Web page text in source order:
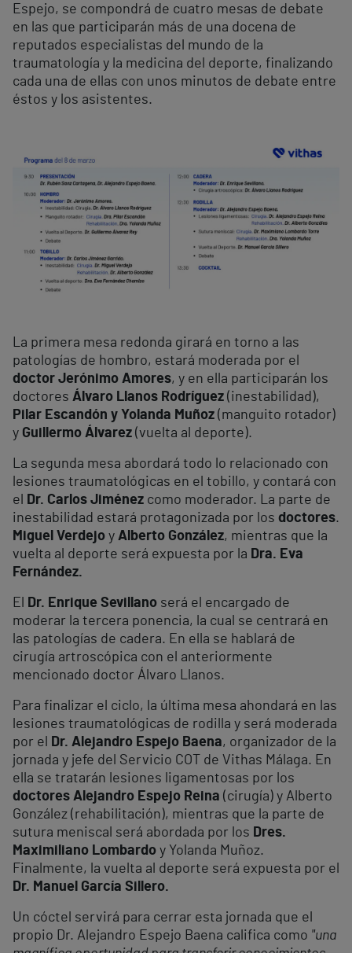
Espejo, se compondrá de cuatro mesas de debate
en las que participarán más de una docena de
reputados especialistas del mundo de la
traumatología y la medicina del deporte, finalizando
cada una de ellas con unos minutos de debate entre
éstos y los asistentes.
La primera mesa redonda girará en torno a las
patologías de hombro, estará moderada por el
doctor Jerónimo Amores, y en ella participarán los
doctores Álvaro Llanos Rodríguez (inestabilidad),
Pilar Escandón y Yolanda Muñoz (manguito rotador)
y Guillermo Álvarez (vuelta al deporte).
La segunda mesa abordará todo lo relacionado con
lesiones traumatológicas en el tobillo, y contará con
el
Dr. Carlos Jiménez como moderador. La parte de
inestabilidad estará protagonizada por los doctores.
Miguel Verdejo y Alberto González, mientras que la
vuelta al deporte será expuesta por la Dra. Eva
Fernández.
El Dr. Enrique Sevillano será el encargado de
moderar la tercera ponencia, la cual se centrará en
las patologías de cadera. En ella se hablará de
cirugía artroscópica con el anteriormente
mencionado doctor Álvaro Llanos.
Para finalizar el ciclo, la última mesa ahondará en las
lesiones traumatológicas de rodilla y será moderada
por el
Dr. Alejandro Espejo Baena, organizador de la
jornada y jefe del Servicio COT de Vithas Málaga. En
ella se tratarán lesiones ligamentosas por los
doctores Alejandro Espejo Reina (cirugía) y Alberto
González (rehabilitación), mientras que la parte de
sutura meniscal será abordada por los Dres.
Maximiliano Lombardo y Yolanda Muñoz.
Finalmente, la vuelta al deporte será expuesta por el
Dr. Manuel García Sillero.
Un cóctel servirá para cerrar esta jornada que el
propio Dr. Alejandro Espejo Baena califica como "una